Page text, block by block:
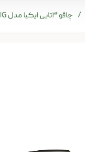
پارچه و فرش چاقو ۳تایی ایکیا مدل ÄNDLIG